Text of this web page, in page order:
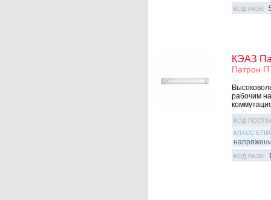
КОД РАЭК
КЭАЗ
Патрон
рабочим
КОД
КЛАСС ETIM
КОД РАЭК